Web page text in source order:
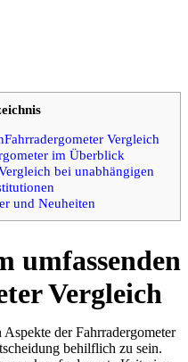
Vergleich
im Überblick
bei unabhängigen
und Neuheiten
umfassenden
Vergleich
der Fahrradergometer
behilflich zu sein.